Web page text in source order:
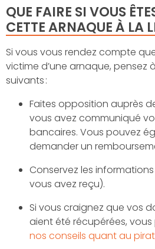
QUE FAIRE SI VOUS
CETTE ARNAQUE À LA
Si vous vous rendez compte
victime d’une arnaque, pensez
suivants :
Faites opposition auprès
vous avez communiqué
bancaires. Vous pouvez
demander un
Conservez les
vous avez reçu).
Si vous craignez que vos
aient été récupérées,
nos conseils quant au